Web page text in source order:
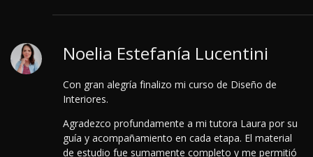
Noelia Estefanía Lucentini
Con gran alegría finalizo mi curso de Diseño de
Interiores.
Agradezco profundamente a mi tutora Laura por su
guía y acompañamiento en cada etapa. El material
de estudio fue sumamente completo y me permitió